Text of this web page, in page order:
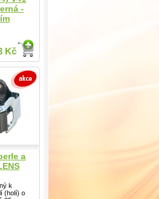
-
Kč
a
k
(holí) o